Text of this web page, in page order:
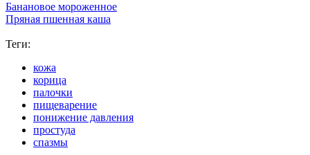
Банановое мороженное
Пряная пшенная каша
Теги:
кожа
корица
палочки
пищеварение
понижение давления
простуда
спазмы